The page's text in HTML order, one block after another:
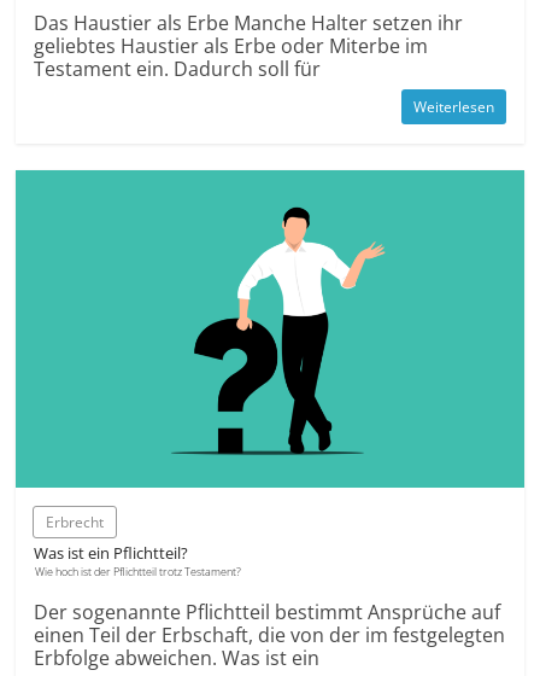
Das Haustier als Erbe Manche Halter setzen ihr
geliebtes Haustier als Erbe oder Miterbe im
Testament ein. Dadurch soll für
Weiterlesen
Erbrecht
Was ist ein Pflichtteil?
Wie hoch ist der Pflichtteil trotz Testament?
Der sogenannte Pflichtteil bestimmt Ansprüche auf
einen Teil der Erbschaft, die von der im festgelegten
Erbfolge abweichen. Was ist ein